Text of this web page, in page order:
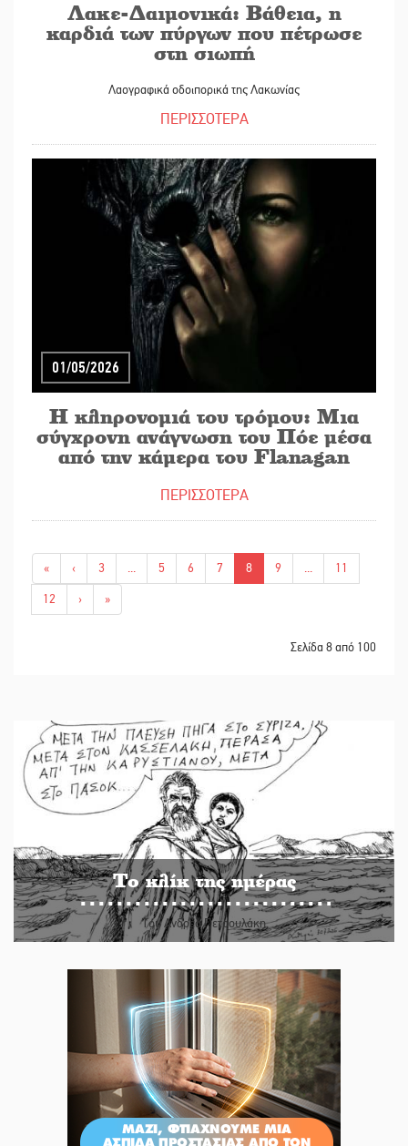
Λακε-Δαιμονικά: Βάθεια, η
καρδιά των πύργων που πέτρωσε
στη σιωπή
Λαογραφικά οδοιπορικά της Λακωνίας
ΠΕΡΙΣΣΟΤΕΡΑ
01/05/2026
Η κληρονομιά του τρόμου: Μια
σύγχρονη ανάγνωση του Πόε μέσα
από την κάμερα του Flanagan
ΠΕΡΙΣΣΟΤΕΡΑ
« ‹ 3 ... 5 6 7 8 9 ...
11
12
› »
Σελίδα 8 από 100
Το κλίκ της ημέρας
Του Ανδρέα Πετρουλάκη